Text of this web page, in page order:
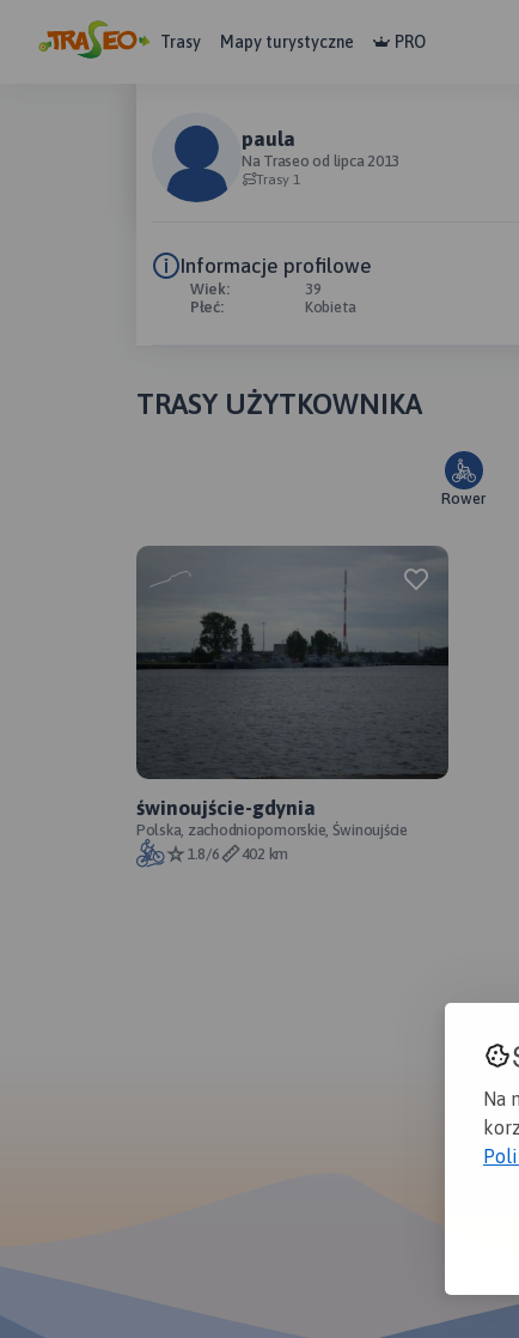
Na
Trasy Mapy turystyczne PRO
paula
Na Traseo od lipca 2013
Trasy 1
Informacje profilowe
Wiek:
39
Płeć:
Kobieta
TRASY UŻYTKOWNIKA
Rower
świnoujście-gdynia
Polska, zachodniopomorskie, Świnoujście
1.8/6
402 km